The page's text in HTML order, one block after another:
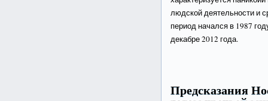
людской деятельности и
период начался в 1987
декабре 2012 года.
Предсказания